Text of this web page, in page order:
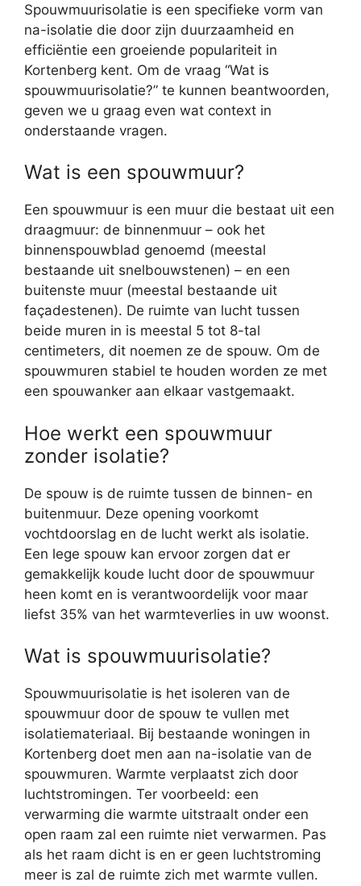
Spouwmuurisolatie is een specifieke vorm van
na-isolatie die door zijn duurzaamheid en
efficiëntie een groeiende populariteit in
Kortenberg kent. Om de vraag “Wat is
spouwmuurisolatie?” te kunnen beantwoorden,
geven we u graag even wat context in
onderstaande vragen.
Wat is een spouwmuur?
Een spouwmuur is een muur die bestaat uit een
draagmuur: de binnenmuur – ook het
binnenspouwblad genoemd (meestal
bestaande uit snelbouwstenen) – en een
buitenste muur (meestal bestaande uit
façadestenen). De ruimte van lucht tussen
beide muren in is meestal 5 tot 8-tal
centimeters, dit noemen ze de spouw. Om de
spouwmuren stabiel te houden worden ze met
een spouwanker aan elkaar vastgemaakt.
Hoe werkt een spouwmuur
zonder isolatie?
De spouw is de ruimte tussen de binnen- en
buitenmuur. Deze opening voorkomt
vochtdoorslag en de lucht werkt als isolatie.
Een lege spouw kan ervoor zorgen dat er
gemakkelijk koude lucht door de spouwmuur
heen komt en is verantwoordelijk voor maar
liefst 35% van het warmteverlies in uw woonst.
Wat is spouwmuurisolatie?
Spouwmuurisolatie is het isoleren van de
spouwmuur door de spouw te vullen met
isolatiemateriaal. Bij bestaande woningen in
Kortenberg doet men aan na-isolatie van de
spouwmuren. Warmte verplaatst zich door
luchtstromingen. Ter voorbeeld: een
verwarming die warmte uitstraalt onder een
open raam zal een ruimte niet verwarmen. Pas
als het raam dicht is en er geen luchtstroming
meer is zal de ruimte zich met warmte vullen.